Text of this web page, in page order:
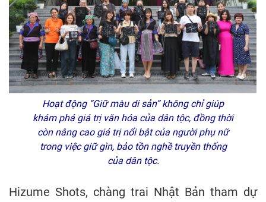
Hoạt động “Giữ màu di sản” không chỉ giúp
khám phá giá trị văn hóa của dân tộc, đồng thời
còn nâng cao giá trị nổi bật của người phụ nữ
trong việc giữ gìn, bảo tồn nghề truyền thống
của dân tộc.
Hizume Shots, chàng trai Nhật Bản tham dự